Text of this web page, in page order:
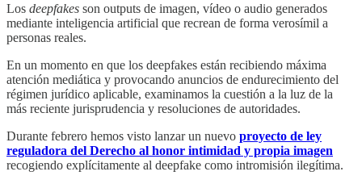
Los deepfakes son outputs de imagen, vídeo o audio generados
mediante inteligencia artificial que recrean de forma verosímil a
personas reales.
En un momento en que los deepfakes están recibiendo máxima
atención mediática y provocando anuncios de endurecimiento del
régimen jurídico aplicable, examinamos la cuestión a la luz de la
más reciente jurisprudencia y resoluciones de autoridades.
Durante febrero hemos visto lanzar un nuevo proyecto de ley
reguladora del Derecho al honor intimidad y propia imagen
recogiendo explícitamente al deepfake como intromisión ilegítima.